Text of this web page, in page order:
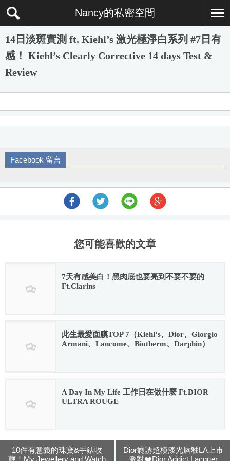
Nancy的私密空間
14日淡斑實測 ft. Kiehl’s 激光極淨白系列 #7日有
感！ Kiehl’s Clearly Corrective 14 days Test &
Review
Facebook 留言
您可能喜歡的文章
7天有感美白！黑肉底也要亮到不要不要的
Ft.Clarins
此生最愛面膜TOP 7（Kiehl‘s、Dior、Giorgio
Armani、Lancome、Biotherm、Darphin）
A Day In My Life 工作日在做什麼 Ft.DIOR
ULTRA ROUGE
10件有意義的珠寶&手錶收
Dior癮誘超模漆光唇釉LA上市